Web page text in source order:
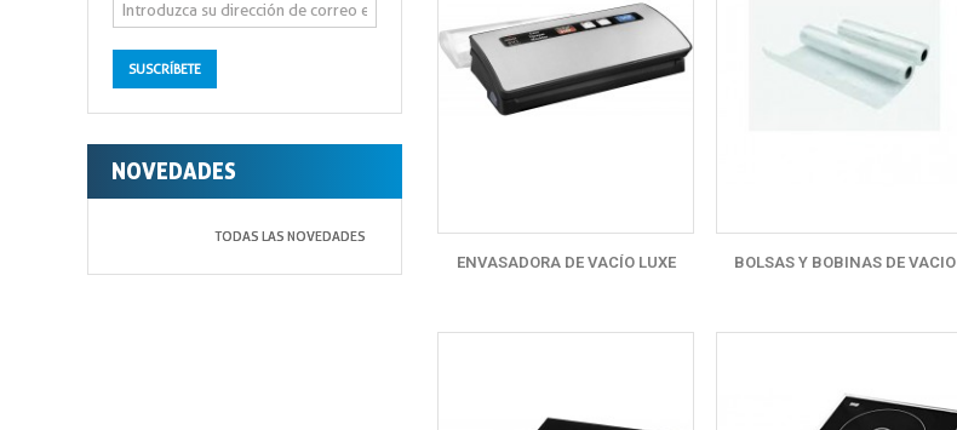
SUSCRÍBETE
NOVEDADES
TODAS LAS NOVEDADES
ENVASADORA DE VACÍO LUXE BOLSAS Y BOBINAS DE VACIO